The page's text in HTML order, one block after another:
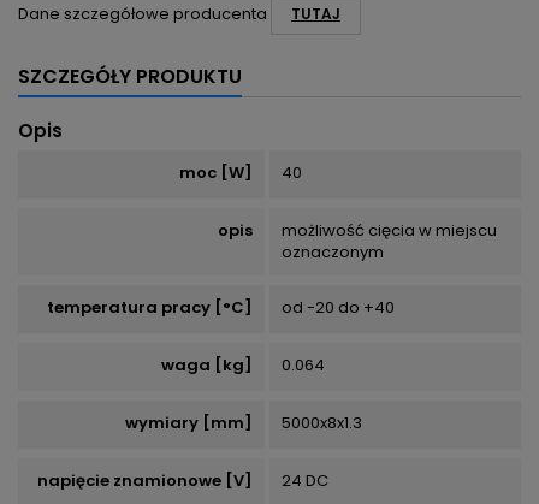
Dane szczegółowe producenta TUTAJ
SZCZEGÓŁY PRODUKTU
Opis
moc [W] 40
opis
możliwość cięcia w miejscu
oznaczonym
temperatura pracy [°C] od -20 do +40
waga [kg] 0.064
wymiary [mm] 5000x8x1.3
napięcie znamionowe [V] 24 DC